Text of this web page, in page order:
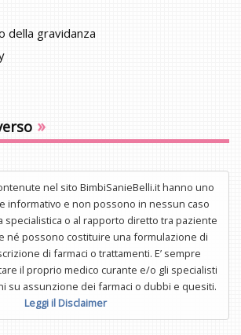
della gravidanza
»
nel sito BimbiSanieBelli.it hanno uno
informativo e non possono in nessun caso
specialistica o al rapporto diretto tra paziente
né possono costituire una formulazione di
di farmaci o trattamenti. E’ sempre
il proprio medico curante e/o gli specialisti
su assunzione dei farmaci o dubbi e quesiti.
Leggi il Disclaimer